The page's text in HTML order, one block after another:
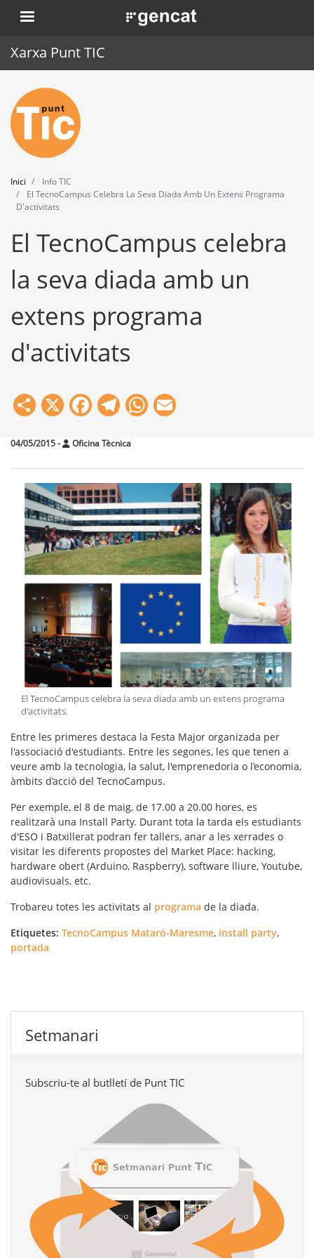
Vés
al
. Obre en una nova finestra.
Xarxa Punt TIC
Inici
Punt TIC
Actualitat
Agenda
Eines
Inici
Info TIC
El TecnoCampus Celebra La Seva Diada Amb Un Extens Programa
D'activitats
El TecnoCampus celebra
la seva diada amb un
extens programa
d'activitats
Share
X Facebook
Telegram
WhatsApp
04/05/2015- Oficina Tècnica
El TecnoCampus celebra la seva diada amb un extens programa
d'activitats.
Entre les primeres destaca la Festa Major organizada per
l'associació d'estudiants. Entre les segones, les que tenen a
veure amb la tecnologia, la salut, l'emprenedoria o l’economia,
àmbits d’acció del TecnoCampus.
Per exemple, el 8 de maig, de 17.00 a 20.00 hores, es
realitzarà una Install Party. Durant tota la tarda els estudiants
d'ESO i Batxillerat podran fer tallers, anar a les xerrades o
visitar les diferents propostes del Market Place: hacking,
hardware obert (Arduino, Raspberry), software lliure, Youtube,
audiovisuals, etc.
Trobareu totes les activitats al programa de la diada.
Etiquetes: TecnoCampus Mataró-Maresme, install party,
portada
Setmanari
Subscriu-te al butlletí de Punt TIC